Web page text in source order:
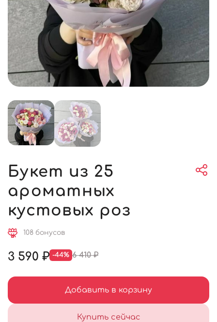
Букет из 25
ароматных
кустовых роз
108 бонусов
3 590 ₽ -44% 6 410 ₽
Добавить в корзину
Купить сейчас